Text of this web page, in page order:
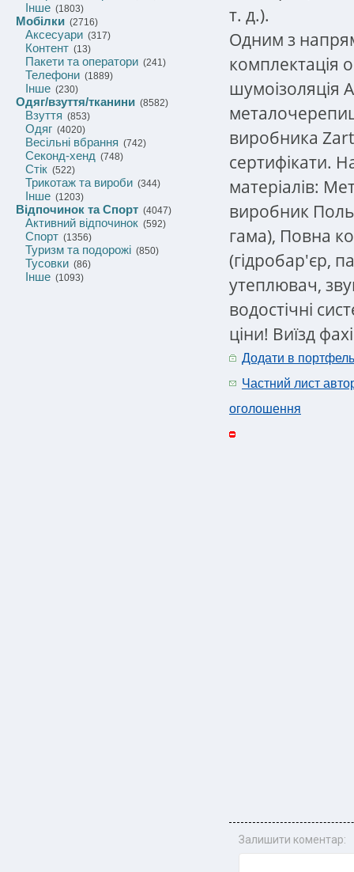
Інше (1803)
Мобілки (2716)
Аксесуари (317)
Контент (13)
Пакети та оператори (241)
Телефони (1889)
Інше (230)
Одяг/взуття/тканини (8582)
Взуття (853)
Одяг (4020)
Весільні вбрання (742)
Секонд-хенд (748)
Стік (522)
Трикотаж та вироби (344)
Інше (1203)
Відпочинок та Спорт (4047)
Активний відпочинок (592)
Спорт (1356)
Туризм та подорожі (850)
Тусовки (86)
Інше (1093)
т. д.).
Одним з
комплектація
шумоізоляція
виробника
сертифікати.
матеріалів:
виробник
гама), Повна
(гідробар'єр,
утеплювач,
водостічні
ціни! Виїзд
Додати в портфель
Частний лист
оголошення
Залишити коментар: